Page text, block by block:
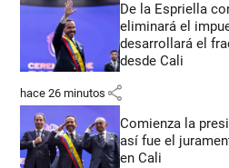
De la Espriella
eliminará el
desarrollará el
desde Cali
hace 26 minutos share
Comienza la
así fue el
en Cali